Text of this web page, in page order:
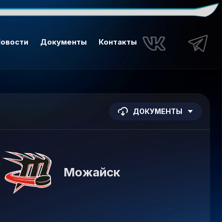
Документы Контакты
ДОКУМЕНТЫ
Можайск